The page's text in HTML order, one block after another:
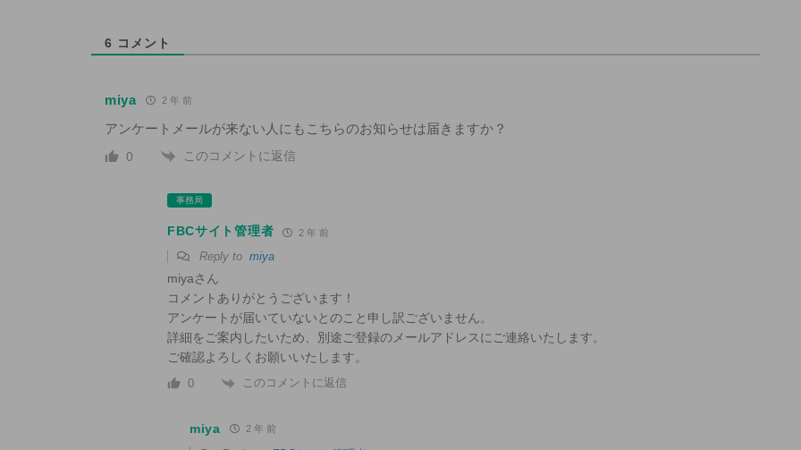
6 コメント
miya 2 年 前
アンケートメールが来ない人にもこちらのお知らせは届きますか？
0 このコメントに返信
事務局
FBCサイト管理者 2 年 前
Reply to miya
miyaさん
コメントありがとうございます！
アンケートが届いていないとのこと申し訳ございません。
詳細をご案内したいため、別途ご登録のメールアドレスにご連絡いたします。
ご確認よろしくお願いいたします。
0 このコメントに返信
miya 2 年 前